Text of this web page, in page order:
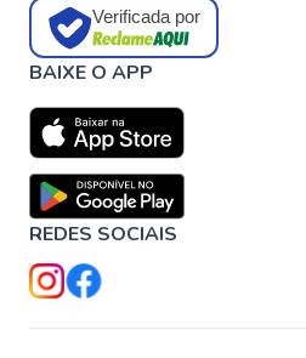
Verificada por
BAIXE O APP
REDES SOCIAIS